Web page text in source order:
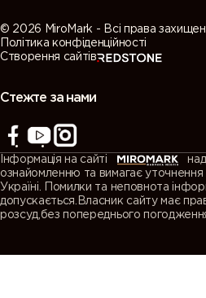
© 2026 MiroMark - Всі права
Політика конфіденційності
Створення сайтів
Стежте за нами
Інформація на сайті
ознайомленню та вимагає уточнення
Україні. Помилки та неповнота
допускається.Власник сайту має
розсуд,без попереднього